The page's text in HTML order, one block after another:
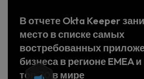
В отчете Okta Keeper
место в списке самых
востребованных
бизнеса в регионе EMEA
топ-10 в мире